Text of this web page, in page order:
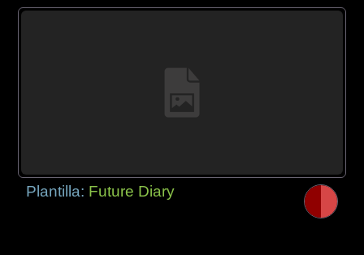
Plantilla: Future Diary